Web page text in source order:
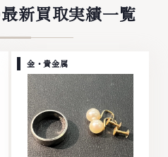
新買取実績一覧
金・貴金属